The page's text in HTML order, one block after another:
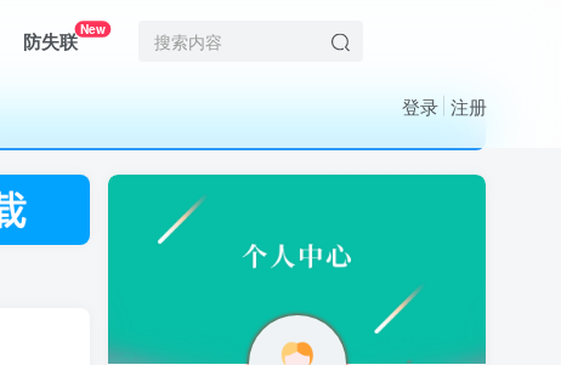
防失联New
登录 注册